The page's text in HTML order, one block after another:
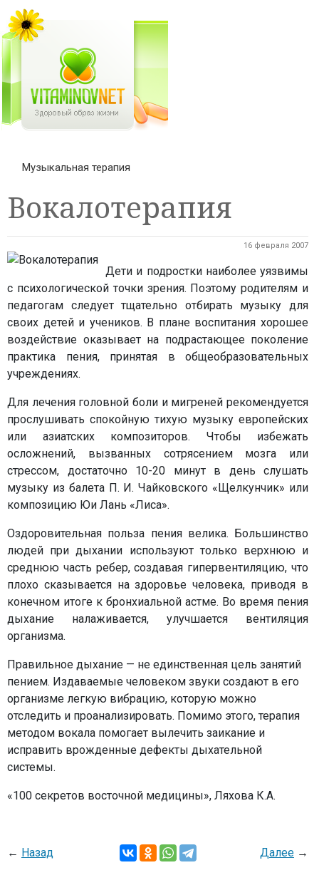
Музыкальная терапия
Вокалотерапия
16 февраля 2007
Дети и подростки наиболее уязвимы
с психологической точки зрения. Поэтому родителям и
педагогам следует тщательно отбирать музыку для
своих детей и учеников. В плане воспитания хорошее
воздействие оказывает на подрастающее поколение
практика пения, принятая в общеобразовательных
учреждениях.
Для лечения головной боли и мигреней рекомендуется
прослушивать спокойную тихую музыку европейских
или азиатских композиторов. Чтобы избежать
осложнений, вызванных сотрясением мозга или
стрессом, достаточно 10-20 минут в день слушать
музыку из балета П. И. Чайковского «Щелкунчик» или
композицию Юи Лань «Лиса».
Оздоровительная польза пения велика. Большинство
людей при дыхании используют только верхнюю и
среднюю часть ребер, создавая гипервентиляцию, что
плохо сказывается на здоровье человека, приводя в
конечном итоге к бронхиальной астме. Во время пения
дыхание налаживается, улучшается вентиляция
организма.
Правильное дыхание — не единственная цель занятий
пением. Издаваемые человеком звуки создают в его
организме легкую вибрацию, которую можно
отследить и проанализировать. Помимо этого, терапия
методом вокала помогает вылечить заикание и
исправить врожденные дефекты дыхательной
системы.
«100 секретов восточной медицины», Ляхова К.А.
← Назад Далее →